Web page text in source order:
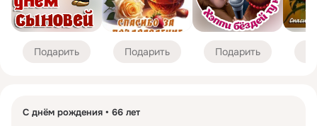
Подарить Подарить Подарить
С днём рождения 66 лет